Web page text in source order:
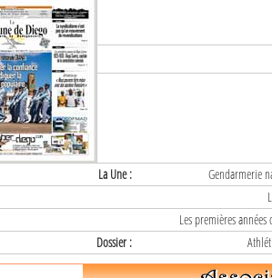
La Une :
Gendarmerie
Les premières
Dossier :